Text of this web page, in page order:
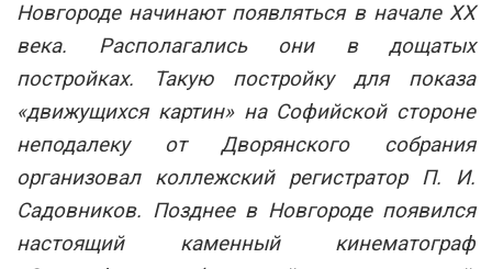
Новгороде начинают появляться в начале XX
века. Располагались они в дощатых
постройках. Такую постройку для показа
«движущихся картин» на Софийской стороне
неподалеку от Дворянского собрания
организовал коллежский регистратор П. И.
Садовников. Позднее в Новгороде появился
настоящий каменный кинематограф